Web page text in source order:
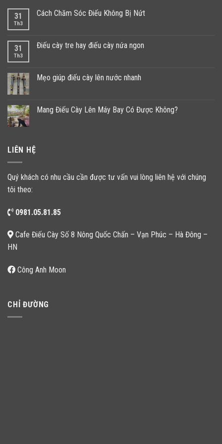
31
Th3
Cách Chăm Sóc Điếu Không Bị Nứt
31
Th3
Điếu cày tre hay điếu cày nứa ngon
Mẹo giúp điếu cày lên nước nhanh
Mang Điếu Cày Lên Máy Bay Có Được Không?
LIÊN HỆ
Quý khách có nhu cầu cần được tư vấn vui lòng liên hệ với chúng
tôi theo:
0981.05.81.85
Cafe Điếu Cày Số 8 Nông Quốc Chấn – Vạn Phúc – Hà Đông –
HN
Công Anh Moon
CHỈ ĐƯỜNG